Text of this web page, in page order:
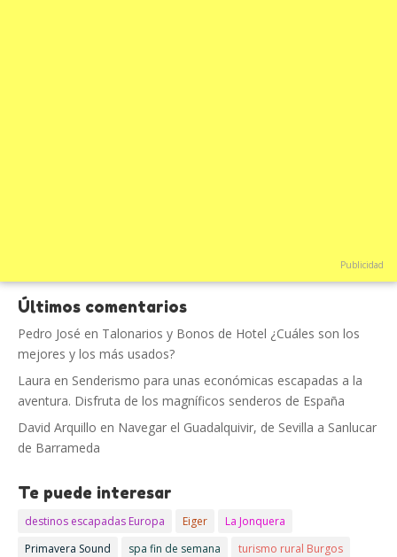
Publicidad
Últimos comentarios
Pedro José en Talonarios y Bonos de Hotel ¿Cuáles son los
mejores y los más usados?
Laura en Senderismo para unas económicas escapadas a la
aventura. Disfruta de los magníficos senderos de España
David Arquillo en Navegar el Guadalquivir, de Sevilla a Sanlucar
de Barrameda
Te puede interesar
destinos escapadas Europa Eiger
La Jonquera
Primavera Sound
spa fin de semana
turismo rural Burgos